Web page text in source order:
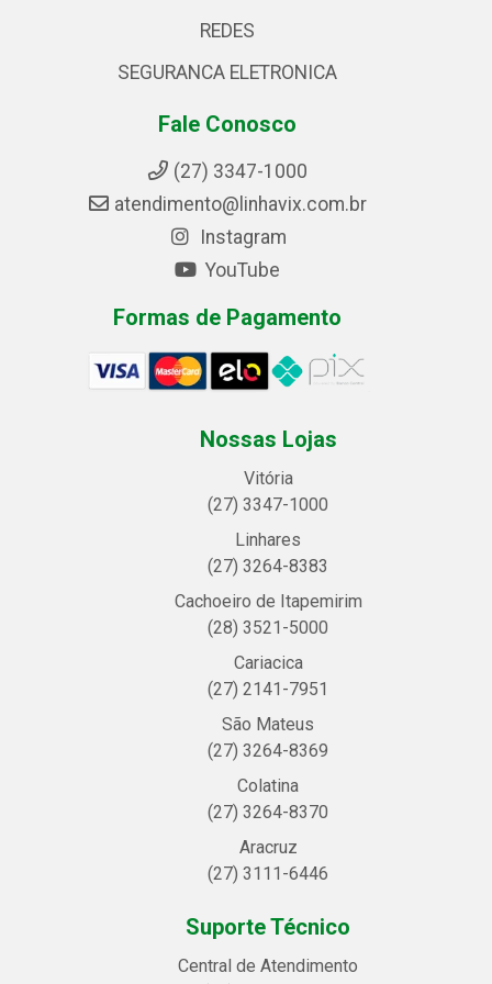
REDES
SEGURANCA ELETRONICA
Fale Conosco
(27) 3347-1000
atendimento@linhavix.com.br
Instagram
YouTube
Formas de Pagamento
Nossas Lojas
Vitória
(27) 3347-1000
Linhares
(27) 3264-8383
Cachoeiro de Itapemirim
(28) 3521-5000
Cariacica
(27) 2141-7951
São Mateus
(27) 3264-8369
Colatina
(27) 3264-8370
Aracruz
(27) 3111-6446
Suporte Técnico
Central de Atendimento